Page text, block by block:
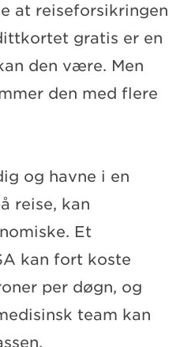
at reiseforsikringen
gratis er en
den være. Men
den med flere
og havne i en
reise, kan
Et
kan fort koste
per døgn, og
team kan